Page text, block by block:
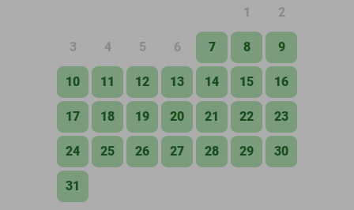
1 2
3 4 5 6 7 8 9
10 11 12 13 14 15 16
17 18 19 20 21 22 23
24 25 26 27 28 29 30
31